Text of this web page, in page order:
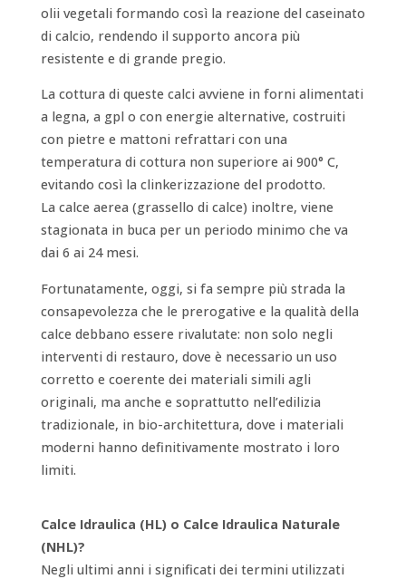
olii vegetali formando così la reazione del caseinato
di calcio, rendendo il supporto ancora più
resistente e di grande pregio.
La cottura di queste calci avviene in forni alimentati
a legna, a gpl o con energie alternative, costruiti
con pietre e mattoni refrattari con una
temperatura di cottura non superiore ai 900° C,
evitando così la clinkerizzazione del prodotto.
La calce aerea (grassello di calce) inoltre, viene
stagionata in buca per un periodo minimo che va
dai 6 ai 24 mesi.
Fortunatamente, oggi, si fa sempre più strada la
consapevolezza che le prerogative e la qualità della
calce debbano essere rivalutate: non solo negli
interventi di restauro, dove è necessario un uso
corretto e coerente dei materiali simili agli
originali, ma anche e soprattutto nell’edilizia
tradizionale, in bio-architettura, dove i materiali
moderni hanno definitivamente mostrato i loro
limiti.
Calce Idraulica (HL) o Calce Idraulica Naturale
(NHL)?
Negli ultimi anni i significati dei termini utilizzati